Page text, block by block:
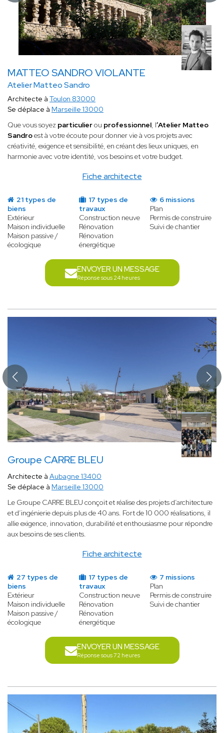
MATTEO SANDRO VIOLANTE
Atelier Matteo Sandro
Fiche architecte
Architecte à Toulon 83000
Se déplace à Marseille 13000
Que vous soyez particulierou professionnel, l’Atelier Matteo
Sandroest à votre écoute pour donner vie à vos projets avec
créativité, exigence et sensibilité, en créant des lieux uniques, en
harmonie avec votre identité, vos besoins et votre budget.
21 types de
biens
Extérieur
Maison individuelle
Maison passive /
écologique
17 types de
travaux
Construction neuve
Rénovation
Rénovation
énergétique
6 missions
Plan
Permis de construire
Suivi de chantier
ENVOYER UN MESSAGE
Réponse sous 24 heures
Groupe CARRE BLEU
Fiche architecte
Architecte à Aubagne 13400
Se déplace à Marseille 13000
Le Groupe CARRE BLEU conçoit et réalise des projets d’architecture
et d’ingénierie depuis plus de 40 ans. Fort de 10 000 réalisations, il
allie exigence, innovation, durabilité et enthousiasme pour répondre
aux besoins de ses clients.
27 types de
biens
Extérieur
Maison individuelle
Maison passive /
écologique
17 types de
travaux
Construction neuve
Rénovation
Rénovation
énergétique
7 missions
Plan
Permis de construire
Suivi de chantier
ENVOYER UN MESSAGE
Réponse sous 72 heures